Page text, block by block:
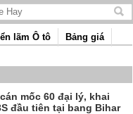
Tìm
nội
lãm Ô tô
Bảng giá
mốc 60 đại lý, khai
đầu tiên tại bang Bihar